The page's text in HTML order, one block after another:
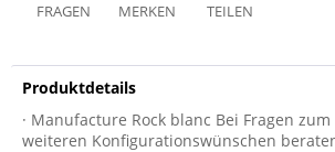
FRAGEN MERKEN TEILEN
Produktdetails
· Manufacture Rock blanc Bei Fragen
weiteren Konfigurationswünschen